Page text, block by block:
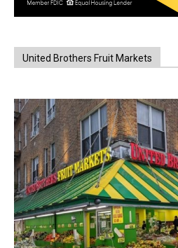
United Brothers Fruit Markets